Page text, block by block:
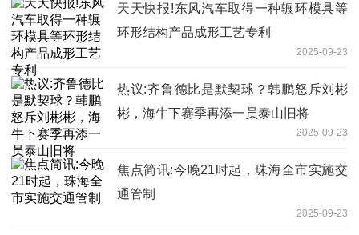
天天快报!东风汽车取得一种辗环模具等
环形结构产品成形工艺专利
2025-09-23
热议:齐鲁德比是默契球？韩鹏怒斥刘彬
彬，海牛下赛季再添一员泰山旧将
2025-09-23
焦点简讯:今晚21时起，珠海全市实施交
通管制
2025-09-23